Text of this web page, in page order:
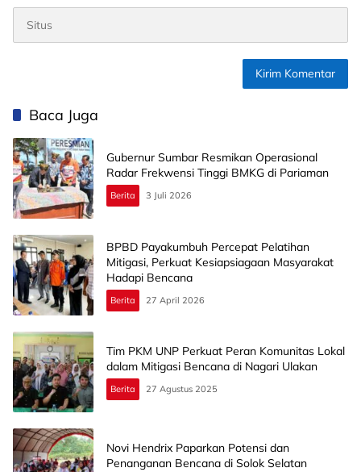
Baca Juga
Gubernur Sumbar Resmikan Operasional
Radar Frekwensi Tinggi BMKG di Pariaman
Berita 3 Juli 2026
BPBD Payakumbuh Percepat Pelatihan
Mitigasi, Perkuat Kesiapsiagaan Masyarakat
Hadapi Bencana
Berita 27 April 2026
Tim PKM UNP Perkuat Peran Komunitas Lokal
dalam Mitigasi Bencana di Nagari Ulakan
Berita 27 Agustus 2025
Novi Hendrix Paparkan Potensi dan
Penanganan Bencana di Solok Selatan